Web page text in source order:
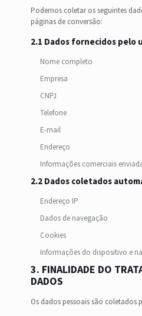
Podemos coletar os seguintes
páginas de conversão:
2.1 Dados fornecidos pelo
Nome completo
Empresa
CNPJ
Telefone
E-mail
Endereço
Informações comerciais
2.2 Dados coletados
Endereço IP
Dados de navegação
Cookies
Informações do dispositivo e
3. FINALIDADE DO
DADOS
Os dados pessoais são coletados